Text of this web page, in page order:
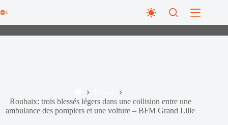
au
Accueil
Roubaix: trois blessés légers dans une collision entre une
ambulance des pompiers et une voiture – BFM Grand Lille